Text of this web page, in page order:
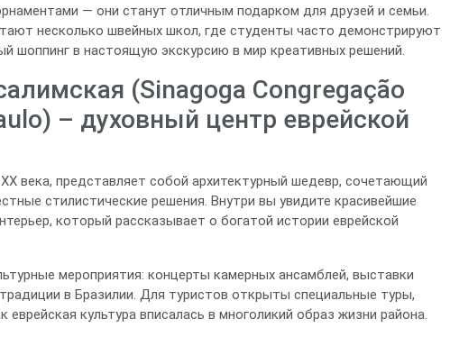
— они станут отличным подарком для друзей и семьи.
несколько швейных школ, где студенты часто демонстрируют
шоппинг в настоящую экскурсию в мир креативных решений.
(Sinagoga Congregação
– духовный центр еврейской
века, представляет собой архитектурный шедевр, сочетающий
стилистические решения. Внутри вы увидите красивейшие
который рассказывает о богатой истории еврейской
мероприятия: концерты камерных ансамблей, выставки
в Бразилии. Для туристов открыты специальные туры,
культура вписалась в многоликий образ жизни района.